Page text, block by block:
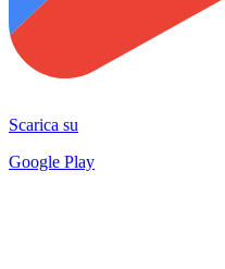
Scarica su
Google Play